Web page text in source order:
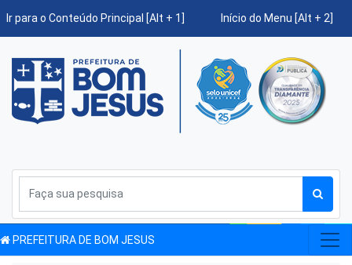
Ir para o Conteúdo Principal [Alt + 1] Início do Menu [Alt + 2]
PREFEITURA DE BOM JESUS